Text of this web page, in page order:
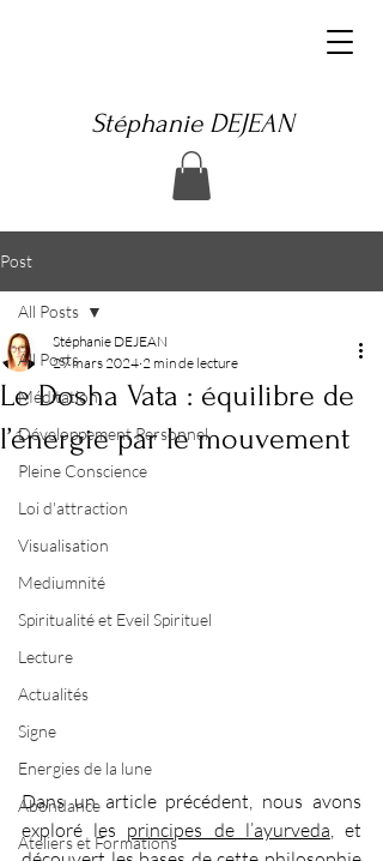
Stéphanie DEJEAN
Post
All Posts
Méditation
Développement Personnel
Pleine Conscience
Loi d'attraction
Visualisation
Mediumnité
Spiritualité et Eveil Spirituel
Lecture
Actualités
Signe
Energies de la lune
Abondance
Ateliers et Formations
All Posts
Le Dosha Vata : équilibre de
l’énergie par le mouvement
Stéphanie DEJEAN
29 mars 2024 2 min de lecture
Dans un article précédent, nous avons
exploré les principes de l’ayurveda, et